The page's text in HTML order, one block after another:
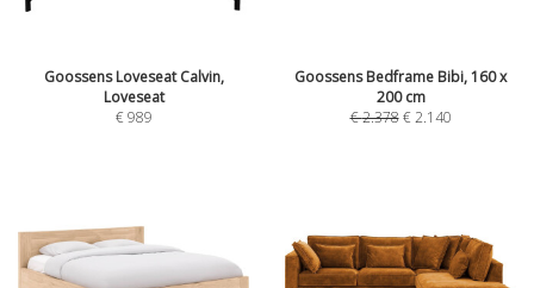
Goossens Loveseat Calvin,
Loveseat
€989
Goossens Bedframe Bibi, 160 x
200 cm
€2.378 €2.140